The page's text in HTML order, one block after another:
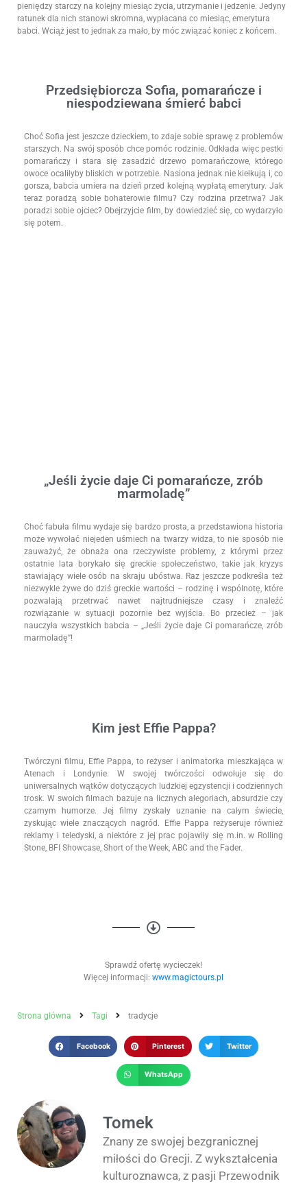
pieniędzy starczy na kolejny miesiąc życia, utrzymanie i jedzenie. Jedyny
ratunek dla nich stanowi skromna, wypłacana co miesiąc, emerytura
babci. Wciąż jest to jednak za mało, by móc związać koniec z końcem.
Przedsiębiorcza Sofia, pomarańcze i
niespodziewana śmierć babci
Choć Sofia jest jeszcze dzieckiem, to zdaje sobie sprawę z problemów
starszych. Na swój sposób chce pomóc rodzinie. Odkłada więc pestki
pomarańczy i stara się zasadzić drzewo pomarańczowe, którego
owoce ocaliłyby bliskich w potrzebie. Nasiona jednak nie kiełkują i, co
gorsza, babcia umiera na dzień przed kolejną wypłatą emerytury. Jak
teraz poradzą sobie bohaterowie filmu? Czy rodzina przetrwa? Jak
poradzi sobie ojciec? Obejrzyjcie film, by dowiedzieć się, co wydarzyło
się potem.
„Jeśli życie daje Ci pomarańcze, zrób
marmoladę”
Choć fabuła filmu wydaje się bardzo prosta, a przedstawiona historia
może wywołać niejeden uśmiech na twarzy widza, to nie sposób nie
zauważyć, że obnaża ona rzeczywiste problemy, z którymi przez
ostatnie lata borykało się greckie społeczeństwo, takie jak kryzys
stawiający wiele osób na skraju ubóstwa. Raz jeszcze podkreśla też
niezwykle żywe do dziś greckie wartości – rodzinę i wspólnotę, które
pozwalają przetrwać nawet najtrudniejsze czasy i znaleźć
rozwiązanie w sytuacji pozornie bez wyjścia. Bo przecież – jak
nauczyła wszystkich babcia – „Jeśli życie daje Ci pomarańcze, zrób
marmoladę”!
Kim jest Effie Pappa?
Twórczyni filmu, Effie Pappa, to reżyser i animatorka mieszkająca w
Atenach i Londynie. W swojej twórczości odwołuje się do
uniwersalnych wątków dotyczących ludzkiej egzystencji i codziennych
trosk. W swoich filmach bazuje na licznych alegoriach, absurdzie czy
czarnym humorze. Jej filmy zyskały uznanie na całym świecie,
zyskując wiele znaczących nagród. Effie Pappa reżyseruje również
reklamy i teledyski, a niektóre z jej prac pojawiły się m.in. w Rolling
Stone, BFI Showcase, Short of the Week, ABC and the Fader.
Sprawdź ofertę wycieczek!
Więcej informacji: www.magictours.pl
Strona główna Tagi tradycje
Facebook Pinterest Twitter
WhatsApp
Tomek
Znany ze swojej bezgranicznej
miłości do Grecji. Z wykształcenia
kulturoznawca, z pasji Przewodnik